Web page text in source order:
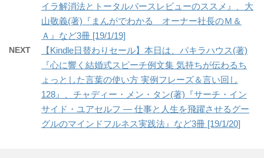
イラ解消法とトータルバースレビューのススメ』、大
山敬義(著)『まんがでわかる オーナー社長のＭ＆
Ａ』など3冊 [19/1/19]
NEXT
【Kindle日替わりセール】本日は、パキラハウス(著)
『心に響く結婚式スピーチ例文集 気持ちが伝わるち
ょっとした言葉の使い方 実例フレーズ＆言い回し
128』、チャディー・メン・タン(著)『サーチ・イン
サイド・ユアセルフ ― 仕事と人生を飛躍させるグー
グルのマインドフルネス実践法』など3冊 [19/1/20]